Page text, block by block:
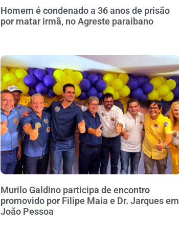
Homem é condenado a 36 anos de prisão
por matar irmã, no Agreste paraibano
Murilo Galdino participa de encontro
promovido por Filipe Maia e Dr. Jarques em
João Pessoa